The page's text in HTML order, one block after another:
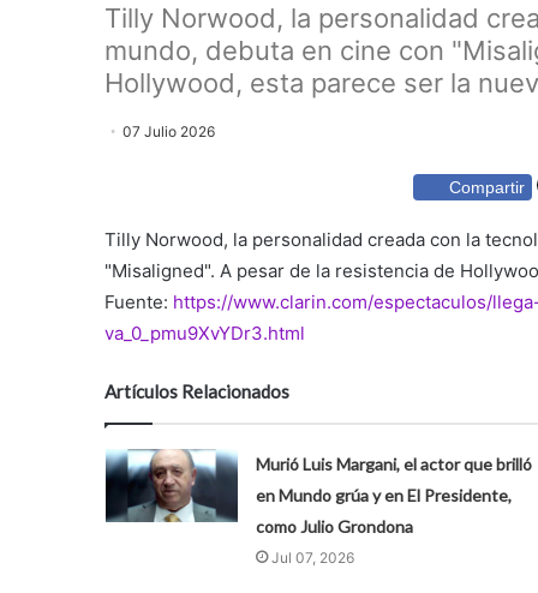
Tilly Norwood, la personalidad
mundo, debuta en cine con
Hollywood, esta parece ser la
07 Julio 2026
Compartir
Tilly Norwood, la personalidad creada con la
"Misaligned". A pesar de la resistencia de
Fuente: https://www.clarin.com/espectaculos/
va_0_pmu9XvYDr3.html
Artículos Relacionados
Murió Luis Margani, el actor que brilló
en Mundo grúa y en El Presidente,
como Julio Grondona
Jul 07, 2026